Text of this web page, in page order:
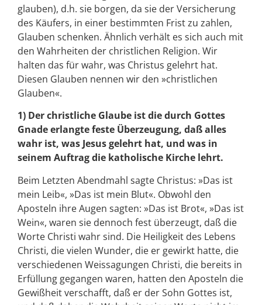
glauben), d.h. sie borgen, da sie der Versicherung
des Käufers, in einer bestimmten Frist zu zahlen,
Glauben schenken. Ähnlich verhält es sich auch mit
den Wahrheiten der christlichen Religion. Wir
halten das für wahr, was Christus gelehrt hat.
Diesen Glauben nennen wir den »christlichen
Glauben«.
1) Der christliche Glaube ist die durch Gottes
Gnade erlangte feste Überzeugung, daß alles
wahr ist, was Jesus gelehrt hat, und was in
seinem Auftrag die katholische Kirche lehrt.
Beim Letzten Abendmahl sagte Christus: »Das ist
mein Leib«, »Das ist mein Blut«. Obwohl den
Aposteln ihre Augen sagten: »Das ist Brot«, »Das ist
Wein«, waren sie dennoch fest überzeugt, daß die
Worte Christi wahr sind. Die Heiligkeit des Lebens
Christi, die vielen Wunder, die er gewirkt hatte, die
verschiedenen Weissagungen Christi, die bereits in
Erfüllung gegangen waren, hatten den Aposteln die
Gewißheit verschafft, daß er der Sohn Gottes ist,